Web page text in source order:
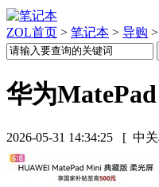
ZOL首页 > 笔记本 > 导购 >
华为
2026-05-31 14:34:25 [ 中